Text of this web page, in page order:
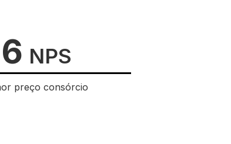
NPS
preço consórcio